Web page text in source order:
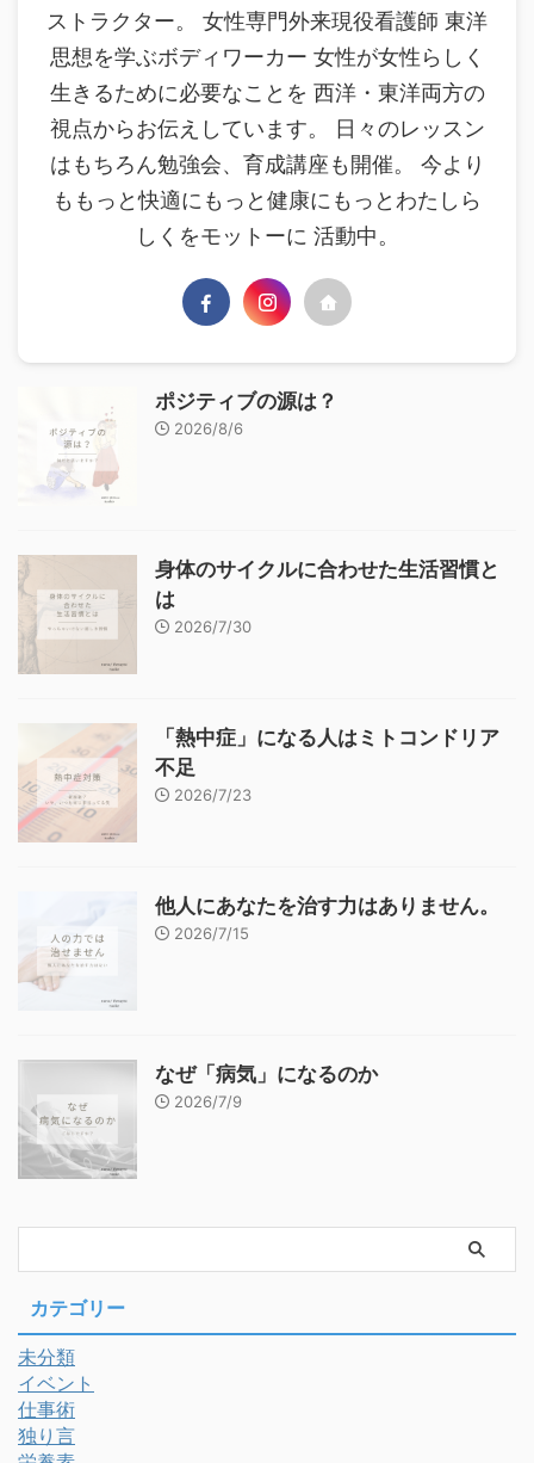
ストラクター。 女性専門外来現役看護師 東洋
思想を学ぶボディワーカー 女性が女性らしく
生きるために必要なことを 西洋・東洋両方の
視点からお伝えしています。 日々のレッスン
はもちろん勉強会、育成講座も開催。 今より
ももっと快適にもっと健康にもっとわたしら
しくをモットーに 活動中。
ポジティブの源は？
2026/8/6
身体のサイクルに合わせた生活習慣と
は
2026/7/30
「熱中症」になる人はミトコンドリア
不足
2026/7/23
他人にあなたを治す力はありません。
2026/7/15
なぜ「病気」になるのか
2026/7/9
カテゴリー
未分類
イベント
仕事術
独り言